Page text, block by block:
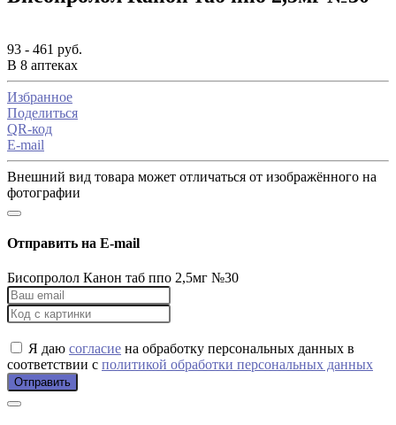
93 - 461 руб.
В 8 аптеках
Избранное
Поделиться
QR-код
E-mail
Внешний вид товара может отличаться от изображённого на
фотографии
Отправить на E-mail
Бисопролол Канон таб ппо 2,5мг №30
Я даю согласие на обработку персональных данных в
соответствии с политикой обработки персональных данных
Отправить